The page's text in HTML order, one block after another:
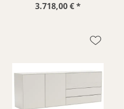
3.718,00 € *